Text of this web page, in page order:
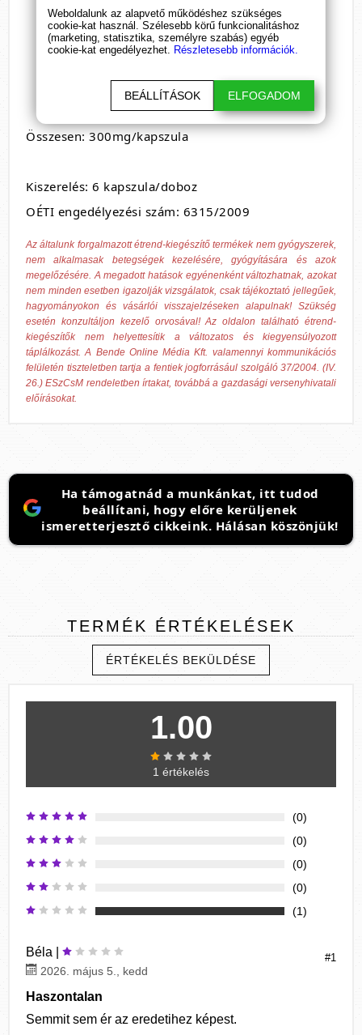
Ázsiai ginzeng gyökérkivonat (55 mg)
Páfrányfenyő kivonat (55 mg)
Édesgyökér kivonat (25 mg)
Perui zsálya gyökérkivonat (25 mg)
Összesen: 300mg/kapszula
Kiszerelés: 6 kapszula/doboz
OÉTI engedélyezési szám: 6315/2009
Az általunk forgalmazott étrend-kiegészítő termékek nem gyógyszerek,
nem alkalmasak betegségek kezelésére, gyógyítására és azok
megelőzésére. A megadott hatások egyénenként változhatnak, azokat
nem minden esetben igazolják vizsgálatok, csak tájékoztató jellegűek,
hagyományokon és vásárlói visszajelzéseken alapulnak! Szükség
esetén konzultáljon kezelő orvosával! Az oldalon található étrend-
kiegészítők nem helyettesítik a változatos és kiegyensúlyozott
táplálkozást. A Bende Online Média Kft. valamennyi kommunikációs
felületén tiszteletben tartja a fentiek jogforrásául szolgáló 37/2004. (IV.
26.) ESzCsM rendeletben írtakat, továbbá a gazdasági versenyhivatali
előírásokat.
Ha támogatnád a munkánkat, itt tudod
beállítani, hogy előre kerüljenek
ismeretterjesztő cikkeink. Hálásan köszönjük!
TERMÉK ÉRTÉKELÉSEK
ÉRTÉKELÉS BEKÜLDÉSE
1.00
1 értékelés
(0)
(0)
(0)
(0)
(1)
#1
Béla |
2026. május 5., kedd
Haszontalan
Semmit sem ér az eredetihez képest.
Weboldalunk az alapvető működéshez szükséges
cookie-kat használ. Szélesebb körű funkcionalitáshoz
(marketing, statisztika, személyre szabás) egyéb
cookie-kat engedélyezhet. Részletesebb információk.
BEÁLLÍTÁSOK ELFOGADOM